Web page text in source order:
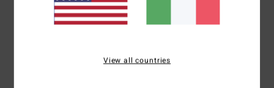
basato su1 recensioni verificate
Il 0% dei nostri clienti consiglia questo prodotto
View all countries